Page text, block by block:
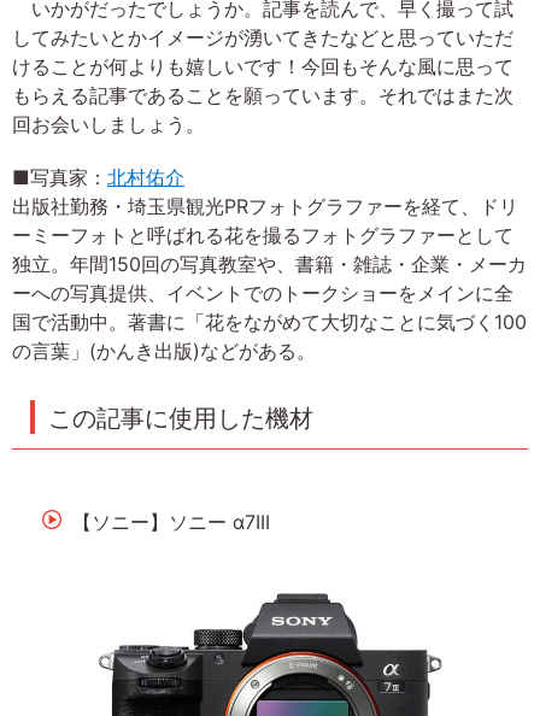
いかがだったでしょうか。記事を読んで、早く撮って試
してみたいとかイメージが湧いてきたなどと思っていただ
けることが何よりも嬉しいです！今回もそんな風に思って
もらえる記事であることを願っています。それではまた次
回お会いしましょう。
■写真家： 北村佑介
出版社勤務・埼玉県観光PRフォトグラファーを経て、ドリ
ーミーフォトと呼ばれる花を撮るフォトグラファーとして
独立。年間150回の写真教室や、書籍・雑誌・企業・メーカ
ーへの写真提供、イベントでのトークショーをメインに全
国で活動中。著書に「花をながめて大切なことに気づく100
の言葉」(かんき出版)などがある。
この記事に使用した機材
【ソニー】ソニー α7III